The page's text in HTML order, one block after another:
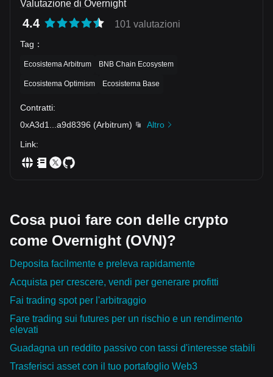
Valutazione di Overnight
4.4 101 valutazioni
Tag ：
Ecosistema Arbitrum BNB Chain Ecosystem
Ecosistema Optimism Ecosistema Base
Contratti:
0xA3d1
a9d8396 (Arbitrum)
Altro
Link:
Cosa puoi fare con delle crypto
come Overnight (OVN)?
Deposita facilmente e preleva rapidamente
Acquista per crescere, vendi per generare profitti
Fai trading spot per l'arbitraggio
Fare trading sui futures per un rischio e un rendimento
elevati
Guadagna un reddito passivo con tassi d'interesse stabili
Trasferisci asset con il tuo portafoglio Web3